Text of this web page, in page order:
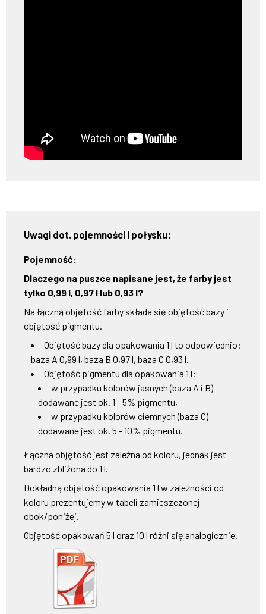
Uwagi dot. pojemności i połysku:
Pojemność:
Dlaczego na puszce napisane jest, że farby jest
tylko 0,99 l, 0,97 l lub 0,93 l?
Na łączną objętość farby składa się objętość bazy i
objętość pigmentu.
Objętość bazy dla opakowania 1 l to odpowiednio:
baza A 0,99 l, baza B 0,97 l, baza C 0,93 l.
Objętość pigmentu dla opakowania 1 l:
w przypadku kolorów jasnych (baza A i B)
dodawane jest ok. 1 - 5% pigmentu,
w przypadku kolorów ciemnych (baza C)
dodawane jest ok. 5 - 10% pigmentu.
Łączna objętość jest zależna od koloru, jednak jest
bardzo zbliżona do 1 l.
Dokładną objętość opakowania 1 l w zależności od
koloru prezentujemy w tabeli zamieszczonej
obok/poniżej.
Objętość opakowań 5 l oraz 10 l różni się analogicznie.